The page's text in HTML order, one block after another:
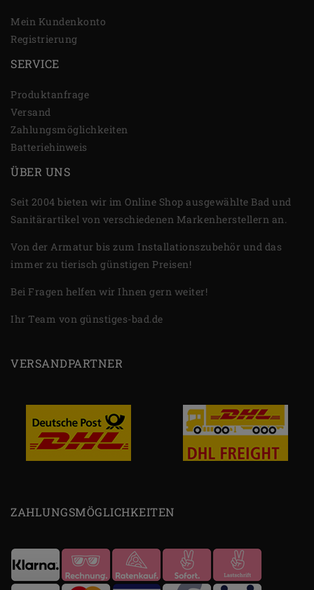
Mein Kundenkonto
Registrierung
SERVICE
Produktanfrage
Versand
Zahlungsmöglichkeiten
Batteriehinweis
ÜBER UNS
Seit 2004 bieten wir im Online Shop ausgewählte Bad und
Sanitärartikel von verschiedenen Markenherstellern an.
Von der Armatur bis zum Installationszubehör und das
immer zu tierisch günstigen Preisen!
Bei Fragen helfen wir Ihnen gern weiter!
Ihr Team von günstiges-bad.de
VERSANDPARTNER
ZAHLUNGSMÖGLICHKEITEN